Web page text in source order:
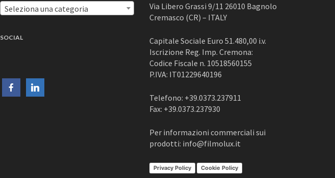
Seleziona una categoria
SOCIAL
Via Libero Grassi 9/11 26010 Bagnolo
Cremasco (CR) – ITALY
Capitale Sociale Euro 51.480,00 i.v.
Iscrizione Reg. Imp. Cremona:
Codice Fiscale n. 10518560155
P.IVA: IT01229640196
Telefono: +39.0373.237911
Fax: +39.0373.237930
Per informazioni commerciali sui
prodotti: info@filmolux.it
Privacy Policy Cookie Policy